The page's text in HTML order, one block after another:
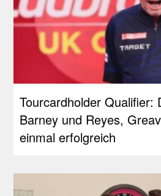
Tourcardholder Qualifier:
Barney und Reyes,
einmal erfolgreich